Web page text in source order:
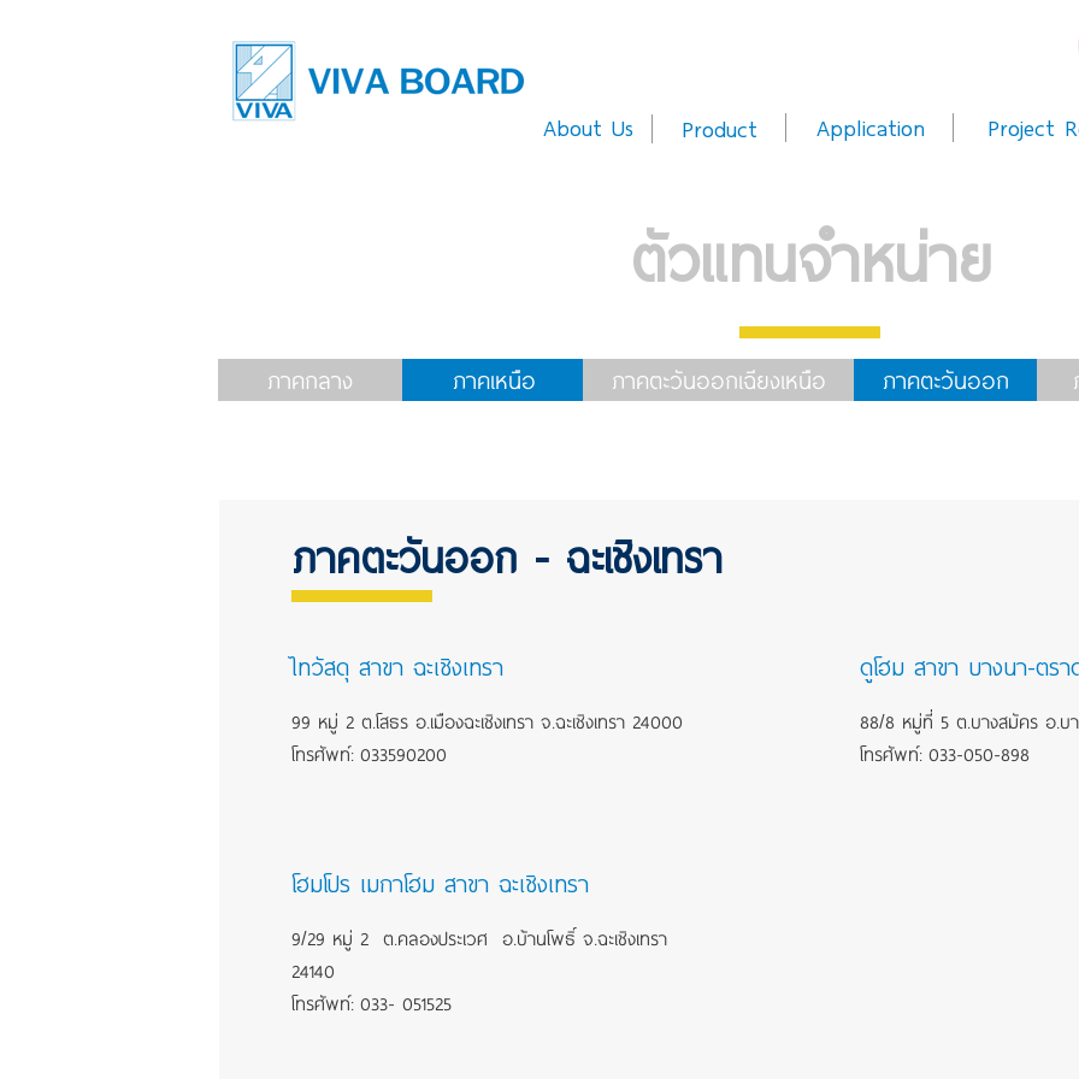
About Us Product Application Project
ตัวแทนจำหน่าย
ภาคกลาง ภาคเหนือ ภาคตะวันออกเฉียงเหนือ ภาคตะวันออก
ไทวัสดุ สาขา ฉะเชิงเทรา
99 หมู่ 2 ต.โสธร อ.เมืองฉะเชิงเทรา จ.ฉะเชิงเทรา 24000
โทรศัพท์: 033590200
ดูโฮม สาขา บางนา-ตรา
88/8 หมู่ที่ 5 ต.บางสมัคร อ.บา
โทรศัพท์: 033-050-898
โฮมโปร เมกาโฮม สาขา ฉะเชิงเทรา
9/29 หมู่ 2 ต.คลองประเวศ อ.บ้านโพธิ์ จ.ฉะเชิงเทรา
24140
โทรศัพท์: 033- 051525
ภาคตะวันออก - ฉะเชิงเทรา